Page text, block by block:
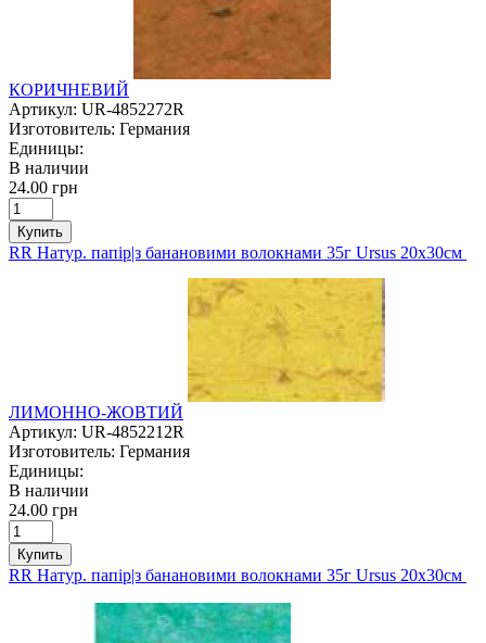
КОРИЧНЕВИЙ
Артикул: UR-4852272R
Изготовитель: Германия
Единицы:
В наличии
24.00 грн
Купить
RR Натур. папір|з банановими волокнами 35г Ursus 20х30см
ЛИМОННО-ЖОВТИЙ
Артикул: UR-4852212R
Изготовитель: Германия
Единицы:
В наличии
24.00 грн
Купить
RR Натур. папір|з банановими волокнами 35г Ursus 20х30см